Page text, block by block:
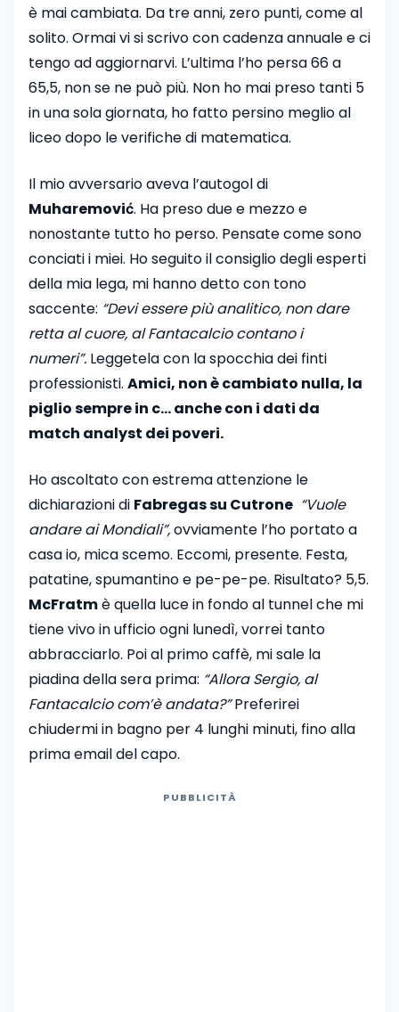
è mai cambiata. Da tre anni, zero punti, come al
solito. Ormai vi si scrivo con cadenza annuale e ci
tengo ad aggiornarvi. L’ultima l’ho persa 66 a
65,5, non se ne può più. Non ho mai preso tanti 5
in una sola giornata, ho fatto persino meglio al
liceo dopo le verifiche di matematica.
Il mio avversario aveva l’autogol di
Muharemović. Ha preso due e mezzo e
nonostante tutto ho perso. Pensate come sono
conciati i miei. Ho seguito il consiglio degli esperti
della mia lega, mi hanno detto con tono
saccente: “Devi essere più analitico, non dare
retta al cuore, al Fantacalcio contano i
numeri”. Leggetela con la spocchia dei finti
professionisti. Amici, non è cambiato nulla, la
piglio sempre in c… anche con i dati da
match analyst dei poveri.
Ho ascoltato con estrema attenzione le
dichiarazioni di Fabregas su Cutrone “Vuole
andare ai Mondiali”,ovviamente l’ho portato a
casa io, mica scemo. Eccomi, presente. Festa,
patatine, spumantino e pe-pe-pe. Risultato? 5,5.
McFratmè quella luce in fondo al tunnel che mi
tiene vivo in ufficio ogni lunedì, vorrei tanto
abbracciarlo. Poi al primo caffè, mi sale la
piadina della sera prima: “Allora Sergio, al
Fantacalcio com’è andata?”Preferirei
chiudermi in bagno per 4 lunghi minuti, fino alla
prima email del capo.
PUBBLICITÀ